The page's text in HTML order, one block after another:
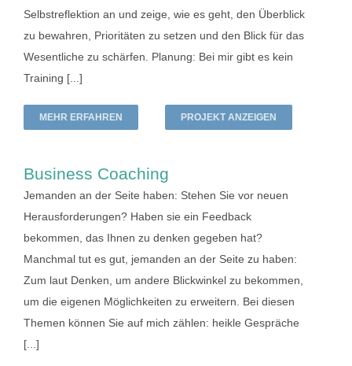
Selbstreflektion an und zeige, wie es geht, den Überblick
zu bewahren, Prioritäten zu setzen und den Blick für das
Wesentliche zu schärfen. Planung: Bei mir gibt es kein
Training [...]
MEHR ERFAHREN PROJEKT ANZEIGEN
Business Coaching
Jemanden an der Seite haben: Stehen Sie vor neuen
Herausforderungen? Haben sie ein Feedback
bekommen, das Ihnen zu denken gegeben hat?
Manchmal tut es gut, jemanden an der Seite zu haben:
Zum laut Denken, um andere Blickwinkel zu bekommen,
um die eigenen Möglichkeiten zu erweitern. Bei diesen
Themen können Sie auf mich zählen: heikle Gespräche
[...]